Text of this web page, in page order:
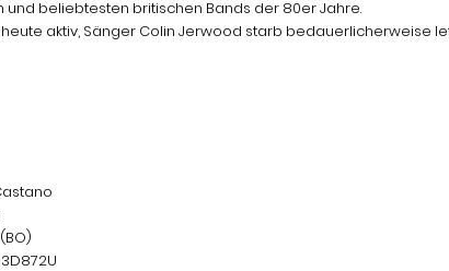
und beliebtesten britischen Bands der 80er Jahre.
aktiv, Sänger Colin Jerwood starb bedauerlicherweise